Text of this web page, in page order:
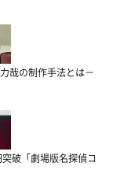
哉の制作手法とは－
破「劇場版名探偵コ